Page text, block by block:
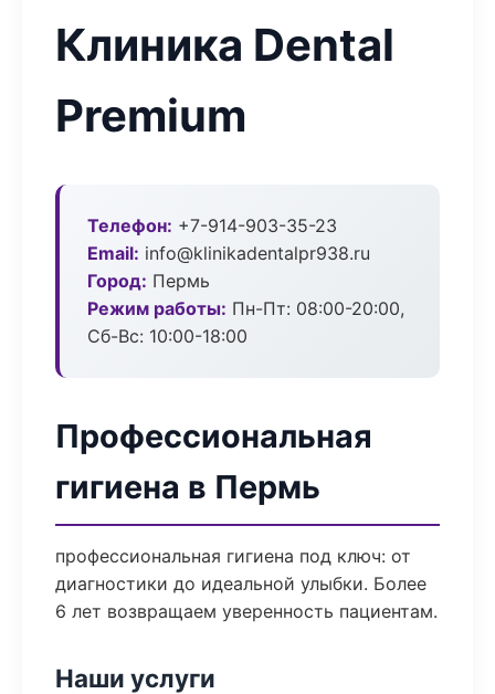
Клиника Dental
Premium
Телефон: +7-914-903-35-23
Email: info@klinikadentalpr938.ru
Город: Пермь
Режим работы: Пн-Пт: 08:00-20:00,
Сб-Вс: 10:00-18:00
Профессиональная
гигиена в Пермь
профессиональная гигиена под ключ: от
диагностики до идеальной улыбки. Более
6 лет возвращаем уверенность пациентам.
Наши услуги